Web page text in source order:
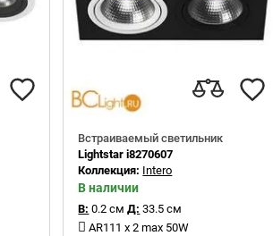
Встраиваемый светильник
Lightstar i8270607
Коллекция: Intero
В наличии
В: 0.2 см Д: 33.5 см
AR111 x 2 max 50W